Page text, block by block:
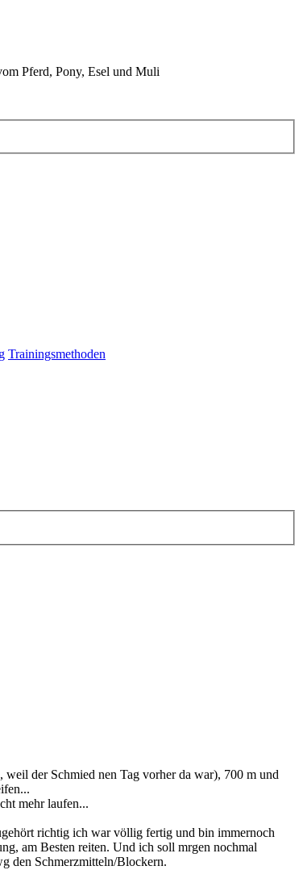
Pferd, Pony, Esel und Muli
Trainingsmethoden
der Schmied nen Tag vorher da war), 700 m und
mehr laufen...
richtig ich war völlig fertig und bin immernoch
am Besten reiten. Und ich soll mrgen nochmal
den Schmerzmitteln/Blockern.